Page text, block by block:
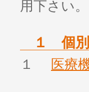
用下さい。
１ 個別
１ 医療